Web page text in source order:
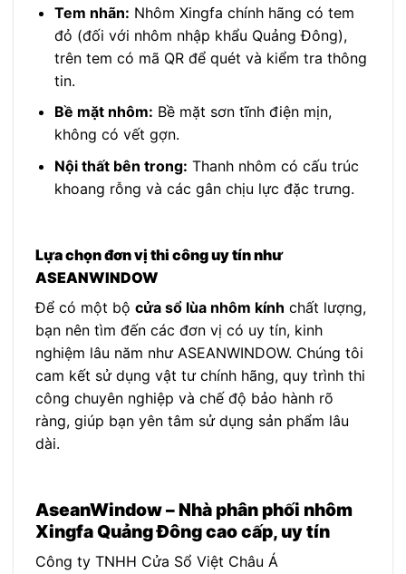
Tem nhãn: Nhôm Xingfa chính hãng có tem
đỏ (đối với nhôm nhập khẩu Quảng Đông),
trên tem có mã QR để quét và kiểm tra thông
tin.
Bề mặt nhôm: Bề mặt sơn tĩnh điện mịn,
không có vết gợn.
Nội thất bên trong: Thanh nhôm có cấu trúc
khoang rỗng và các gân chịu lực đặc trưng.
Lựa chọn đơn vị thi công uy tín như
ASEANWINDOW
Để có một bộ cửa sổ lùa nhôm kính chất lượng,
bạn nên tìm đến các đơn vị có uy tín, kinh
nghiệm lâu năm như ASEANWINDOW. Chúng tôi
cam kết sử dụng vật tư chính hãng, quy trình thi
công chuyên nghiệp và chế độ bảo hành rõ
ràng, giúp bạn yên tâm sử dụng sản phẩm lâu
dài.
AseanWindow – Nhà phân phối nhôm
Xingfa Quảng Đông cao cấp, uy tín
Công ty TNHH Cửa Sổ Việt Châu Á